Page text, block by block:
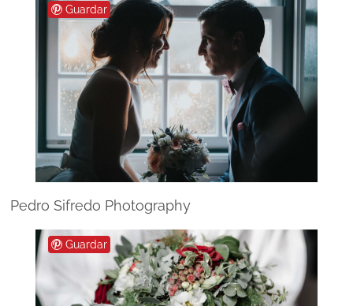
Guardar
Pedro Sifredo Photography
Guardar